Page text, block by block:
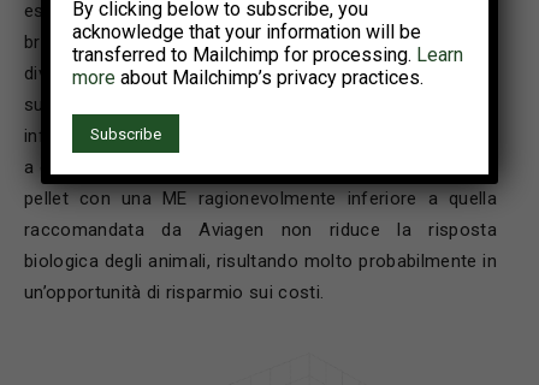
esempio con animali di 39 giorni. La stessa ricerca sui
broiler alimentati con pellet non riporta una risposta a
diversi livelli di ME; in particolare, livelli di ME inferiori e
superiori a quelli raccomandati da Aviagen non
influiscono in modo significativo sul peso vivo. Pertanto,
a differenza della presentazione in farina, somministrare
pellet con una ME ragionevolmente inferiore a quella
raccomandata da Aviagen non riduce la risposta
biologica degli animali, risultando molto probabilmente in
un’opportunità di risparmio sui costi.
By clicking below to subscribe, you
acknowledge that your information will be
transferred to Mailchimp for processing. Learn
more about Mailchimp’s privacy practices.